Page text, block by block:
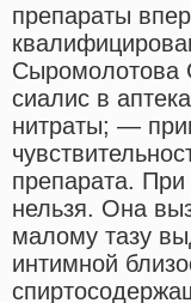
препараты
Сыромолотова
сиалис в
нитраты; —
препарата.
нельзя. Она
малому тазу
интимной